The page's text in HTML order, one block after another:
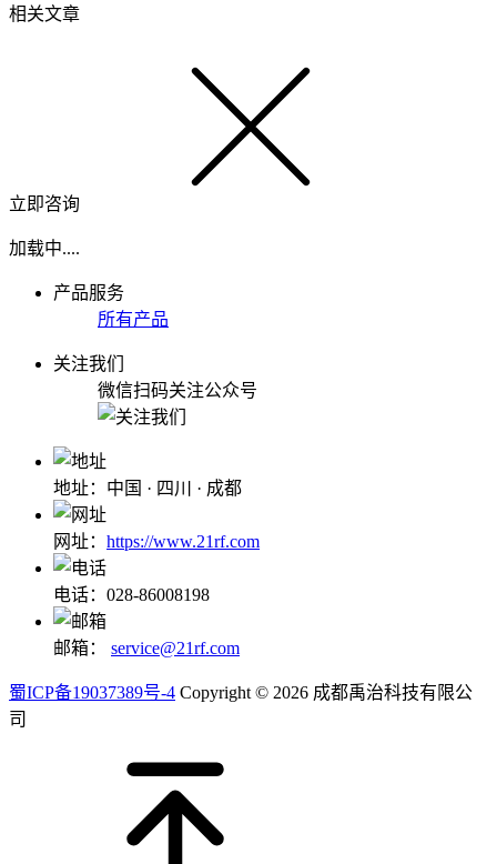
相关文章
立即咨询
加载中....
产品服务
所有产品
关注我们
微信扫码关注公众号
地址：中国 · 四川 · 成都
网址： https://www.21rf.com
电话：028-86008198
邮箱： service@21rf.com
蜀ICP备19037389号-4 Copyright © 2026 成都禹治科技有限公
司